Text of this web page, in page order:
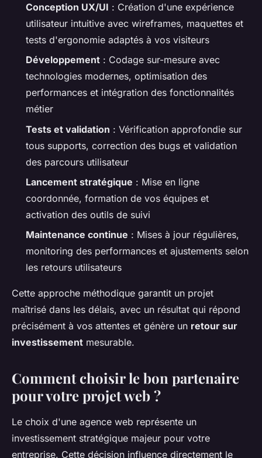
Conception UX/UI : Création d'une expérience
utilisateur intuitive avec wireframes, maquettes et
tests d'ergonomie adaptés à vos visiteurs
Développement : Codage sur-mesure avec
technologies modernes, optimisation des
performances et intégration des fonctionnalités
métier
Tests et validation : Vérification approfondie sur
tous supports, correction des bugs et validation
des parcours utilisateur
Lancement stratégique : Mise en ligne
coordonnée, formation de vos équipes et
activation des outils de suivi
Maintenance continue : Mises à jour régulières,
monitoring des performances et ajustements selon
les retours utilisateurs
Cette approche méthodique garantit un projet
maîtrisé dans les délais, avec un résultat qui répond
précisément à vos attentes et génère un retour sur
investissement mesurable.
Comment choisir le bon partenaire
pour votre projet web ?
Le choix d'une agence web représente un
investissement stratégique majeur pour votre
entreprise. Cette décision influence directement le